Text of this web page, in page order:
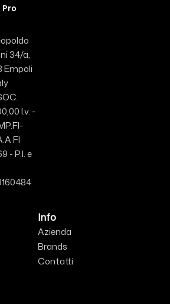
Pro
34/a,
Empoli
I.v. -
FI
- P.I. e
Info
Azienda
Brands
Contatti